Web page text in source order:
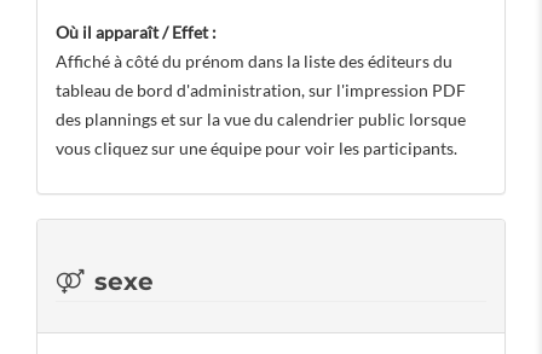
Où il apparaît / Effet :
Affiché à côté du prénom dans la liste des éditeurs du
tableau de bord d'administration, sur l'impression PDF
des plannings et sur la vue du calendrier public lorsque
vous cliquez sur une équipe pour voir les participants.
sexe